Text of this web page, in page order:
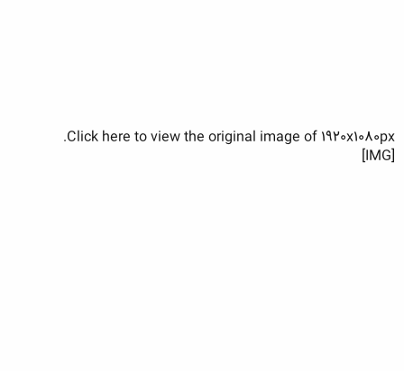
Click here to view the original image of 1920x1080px.
[IMG]